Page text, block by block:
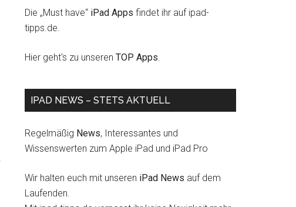
Die „Must have“ iPad Apps findet ihr auf ipad-
tipps.de.
Hier geht's zu unseren TOP Apps.
IPAD NEWS – STETS AKTUELL
Regelmäßig News, Interessantes und
Wissenswerten zum Apple iPad und iPad Pro
Wir halten euch mit unseren iPad News auf dem
Laufenden.